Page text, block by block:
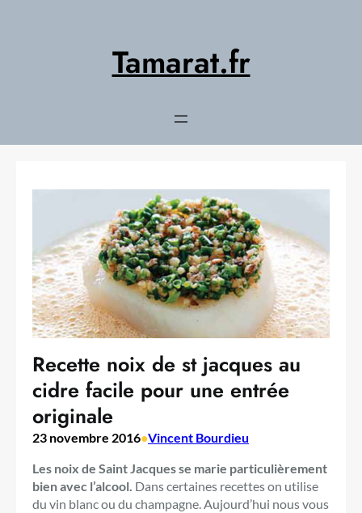
Tamarat.fr
Recette noix de st jacques au
cidre facile pour une entrée
originale
23 novembre 2016•Vincent Bourdieu
Les noix de Saint Jacques se marie particulièrement
bien avec l’alcool. Dans certaines recettes on utilise
du vin blanc ou du champagne. Aujourd’hui nous vous